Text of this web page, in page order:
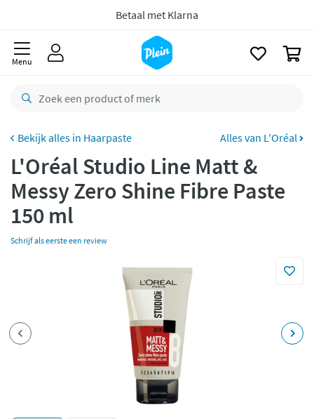
Gratisretourneren
8,8/10
CO2 neutraal
Menu
Haarpaste Alles van L'Oréal
L'Oréal Studio Line Matt &
Messy Zero Shine Fibre Paste
150 ml
Schrijf als eerste een review